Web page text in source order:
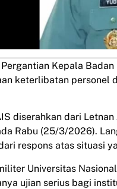
Pergantian Kepala
keterlibatan personel
diserahkan dari
Rabu (25/3/2026).
respons atas situasi
Universitas
ujian serius bagi